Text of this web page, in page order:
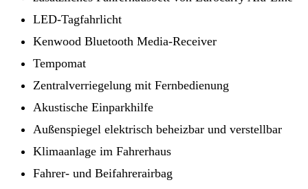
LED-Tagfahrlicht
Kenwood Bluetooth Media-Receiver
Tempomat
Zentralverriegelung mit Fernbedienung
Akustische Einparkhilfe
Außenspiegel elektrisch beheizbar und verstellbar
Klimaanlage im Fahrerhaus
Fahrer- und Beifahrerairbag